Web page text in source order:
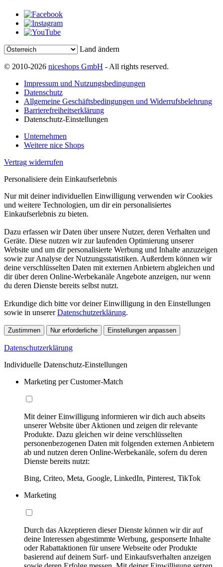
Land ändern
© 2010-2026 niceshops GmbH - All rights reserved.
Impressum und Nutzungsbedingungen
Datenschutz
Allgemeine Geschäftsbedingungen und Widerrufsbelehrung
Barrierefreiheitserklärung
Datenschutz-Einstellungen
Unternehmen
Weitere nice Shops
Vertrag widerrufen
Personalisiere dein Einkaufserlebnis
Nur mit deiner individuellen Einwilligung verwenden wir Cookies
und weitere Technologien, um dir ein personalisiertes
Einkaufserlebnis zu bieten.
Dazu erfassen wir Daten über unsere Nutzer, deren Verhalten und
Geräte. Diese nutzen wir zur laufenden Optimierung unserer
Website und um dir personalisierte Werbung und Inhalte anzuzeigen
sowie zur Analyse der Nutzungsstatistiken. Außerdem können wir
deine verschlüsselten Daten mit externen Anbietern abgleichen und
dir über deren Online-Werbekanäle Angebote anzeigen, nur wenn
du deren Dienste bereits selbst nutzt.
Erkundige dich bitte vor deiner Einwilligung in den Einstellungen
sowie in unsererDatenschutzerklärung.
Zustimmen Nur erforderliche Einstellungen anpassen
Datenschutzerklärung
Individuelle Datenschutz-Einstellungen
Marketing per Customer-Match
Mit deiner Einwilligung informieren wir dich auch abseits
unserer Website über Aktionen und zeigen dir relevante
Produkte. Dazu gleichen wir deine verschlüsselten
personenbezogenen Daten mit folgenden externen Anbietern
ab und nutzen deren Online-Werbekanäle, sofern du deren
Dienste bereits nutzt:
Bing, Criteo, Meta, Google, LinkedIn, Pinterest, TikTok
Marketing
Durch das Akzeptieren dieser Dienste können wir dir auf
deine Interessen abgestimmte Werbung, gesponserte Inhalte
oder Rabattaktionen für unsere Webseite oder Produkte
basierend auf deinem Surf- und Einkaufsverhalten anzeigen